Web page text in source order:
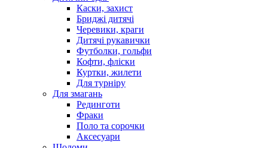
Каски, захист
Бриджі дитячі
Черевики, краги
Дитячі рукавички
Футболки, гольфи
Кофти, фліски
Куртки, жилети
Для турніру
Для змагань
Рединготи
Фраки
Поло та сорочки
Аксесуари